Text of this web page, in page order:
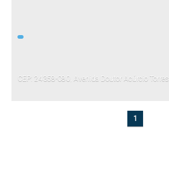
CEP: 24358-080 Avenida Doutor Acúrcio Torres
1